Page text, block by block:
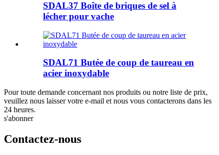
SDAL37 Boîte de briques de sel à
lécher pour vache
SDAL71 Butée de coup de taureau en
acier inoxydable
Pour toute demande concernant nos produits ou notre liste de prix,
veuillez nous laisser votre e-mail et nous vous contacterons dans les
24 heures.
s'abonner
Contactez-nous